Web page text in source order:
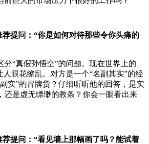
提问： “你是如何对待那些令你头痛的
分“真假孙悟空”的问题。现在世界上的
人眼花缭乱。对方是一个“名副其实”的经
实”的冒牌货？仔细听听他的回答，是实
还是虚无缥缈的教条？你会一眼看出来
提问： “看见墙上那幅画了吗？能试着